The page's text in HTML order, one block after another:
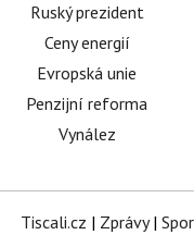
Ruský prezident
Ceny energií
Evropská unie
Penzijní reforma
Vynález
Tiscali.cz | Zprávy|